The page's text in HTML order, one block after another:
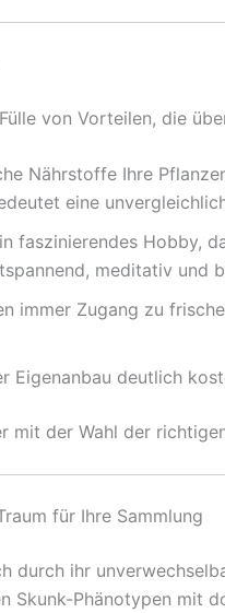
von Vorteilen, die
Nährstoffe Ihre
eine
faszinierendes Hobby,
meditativ und
immer Zugang zu
Eigenanbau deutlich
mit der Wahl der
für Ihre Sammlung
durch ihr
Skunk-Phänotypen mit